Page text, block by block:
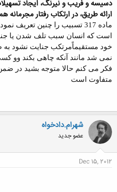
دسيسه و فريب و نيرنگ، ايجاد
ارائه طريق، در ارتكاب رفتار
ماده 317 تسبیب را چنین
است که انسان سبب تلف شدن یا
خود مستقیماًمرتکب جنایت نشود به
نمی شد مانند آنکه چاهی بکند وو
فکر می کنم حالا متوجه بشید در
متفاوت است
شهرام.دادخواه
عضو جدید
Dec 15, 2012